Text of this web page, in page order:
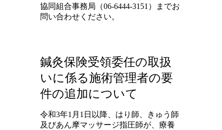
協同組合事務局（06-6444-3151）までお
問い合わせください。
鍼灸保険受領委任の取扱
いに係る施術管理者の要
件の追加について
令和3年1月1日以降、はり師、きゅう師
及びあん摩マッサージ指圧師が、療養